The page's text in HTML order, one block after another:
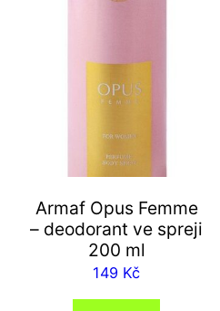
Armaf Opus Femme
– deodorant ve spreji
200 ml
149 Kč